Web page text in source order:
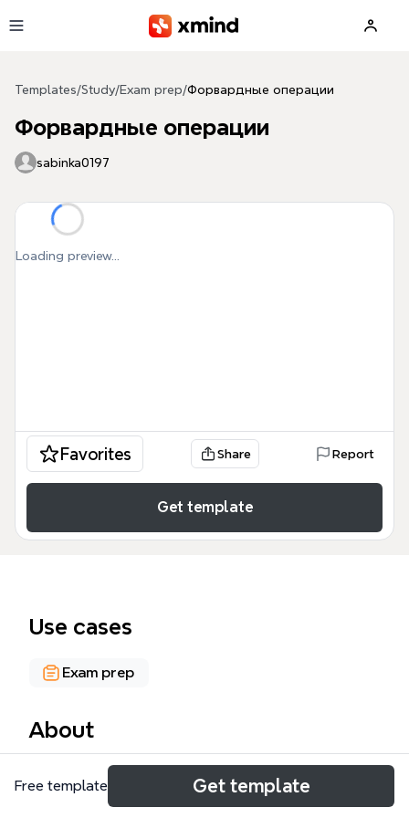
Templates/Study/Exam prep/Форвардные операции
Форвардные операции
sabinka0197
Loading preview...
Favorites Share Report
Get template
Use cases
Exam prep
About
Форвардные операции — это срочные
внебиржевые контракты, широко используемые
Free template Get template